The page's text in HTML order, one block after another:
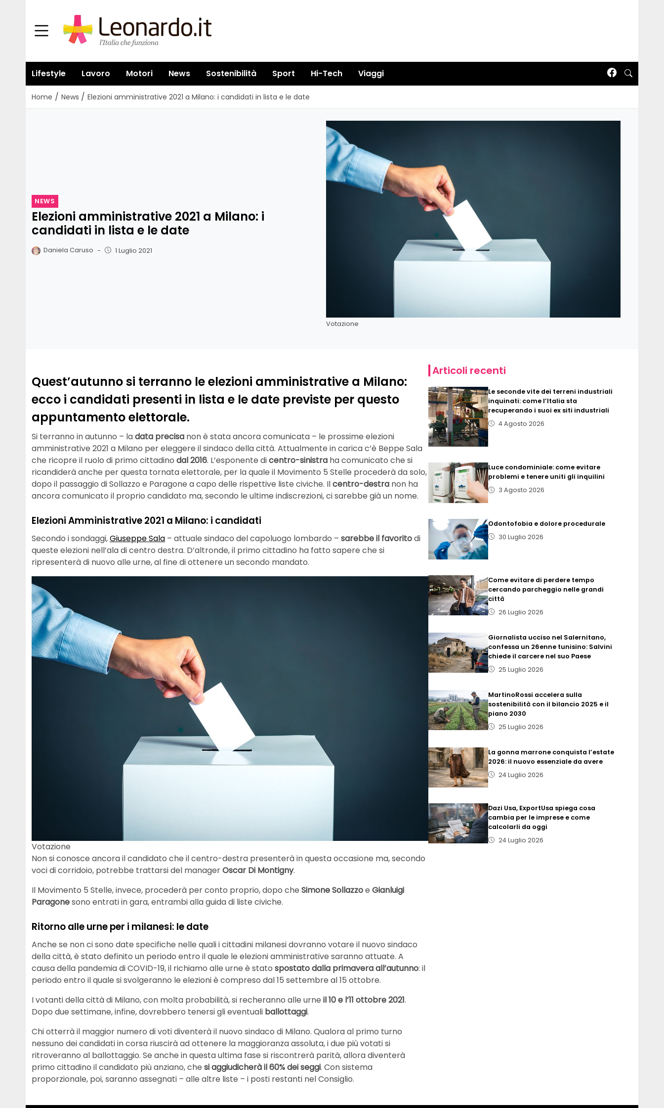
Lifestyle Lavoro Motori News Sostenibilità Sport Hi-Tech Viaggi
Home / News / Elezioni amministrative 2021 a Milano: i candidati in lista e le date
NEWS
Elezioni amministrative 2021 a Milano: i
candidati in lista e le date
Daniela Caruso - 1 Luglio 2021
Votazione
Quest’autunno si terranno le elezioni amministrative a Milano:
ecco i candidati presenti in lista e le date previste per questo
appuntamento elettorale.
Si terranno in autunno – ladata precisa non è stata ancora comunicata – le prossime elezioni
amministrative 2021 a Milano per eleggere il sindaco della città. Attualmente in carica c’è Beppe Sala
che ricopre il ruolo di primo cittadino dal 2016. L’esponente dicentro-sinistra ha comunicato che si
ricandiderà anche per questa tornata elettorale, per la quale il Movimento 5 Stelle procederà da solo,
dopo il passaggio di Sollazzo e Paragone a capo delle rispettive liste civiche. Ilcentro-destra non ha
ancora comunicato il proprio candidato ma, secondo le ultime indiscrezioni, ci sarebbe già un nome.
Elezioni Amministrative 2021 a Milano: i candidati
Secondo i sondaggi,Giuseppe Sala – attuale sindaco del capoluogo lombardo – sarebbe il favoritodi
queste elezioni nell’ala di centro destra. D’altronde, il primo cittadino ha fatto sapere che si
ripresenterà di nuovo alle urne, al fine di ottenere un secondo mandato.
Votazione
Non si conosce ancora il candidato che il centro-destra presenterà in questa occasione ma, secondo
voci di corridoio, potrebbe trattarsi del managerOscar Di Montigny.
Il Movimento 5 Stelle, invece, procederà per conto proprio, dopo che Simone Sollazzoe Gianluigi
Paragonesono entrati in gara, entrambi alla guida di liste civiche.
Ritorno alle urne per i milanesi: le date
Anche se non ci sono date specifiche nelle quali i cittadini milanesi dovranno votare il nuovo sindaco
della città, è stato definito un periodo entro il quale le elezioni amministrative saranno attuate. A
causa della pandemia di COVID-19, il richiamo alle urne è stato spostato dalla primavera all’autunno: il
periodo entro il quale si svolgeranno le elezioni è compreso dal 15 settembre al 15 ottobre.
I votanti della città di Milano, con molta probabilità, si recheranno alle urne il 10 e l’11 ottobre 2021.
Dopo due settimane, infine, dovrebbero tenersi gli eventuali ballottaggi.
Chi otterrà il maggior numero di voti diventerà il nuovo sindaco di Milano. Qualora al primo turno
nessuno dei candidati in corsa riuscirà ad ottenere la maggioranza assoluta, i due più votati si
ritroveranno al ballottaggio. Se anche in questa ultima fase si riscontrerà parità, allora diventerà
primo cittadino il candidato più anziano, che si aggiudicherà il 60% dei seggi. Con sistema
proporzionale, poi, saranno assegnati – alle altre liste – i posti restanti nel Consiglio.
Articoli recenti
Le seconde vite dei terreni industriali
inquinati: come l’Italia sta
recuperando i suoi ex siti industriali
4 Agosto 2026
Luce condominiale: come evitare
problemi e tenere uniti gli inquilini
3 Agosto 2026
Odontofobia e dolore procedurale
30 Luglio 2026
Come evitare di perdere tempo
cercando parcheggio nelle grandi
città
26 Luglio 2026
Giornalista ucciso nel Salernitano,
confessa un 26enne tunisino: Salvini
chiede il carcere nel suo Paese
25 Luglio 2026
MartinoRossi accelera sulla
sostenibilità con il bilancio 2025 e il
piano 2030
25 Luglio 2026
La gonna marrone conquista l’estate
2026: il nuovo essenziale da avere
24 Luglio 2026
Dazi Usa, ExportUsa spiega cosa
cambia per le imprese e come
calcolarli da oggi
24 Luglio 2026